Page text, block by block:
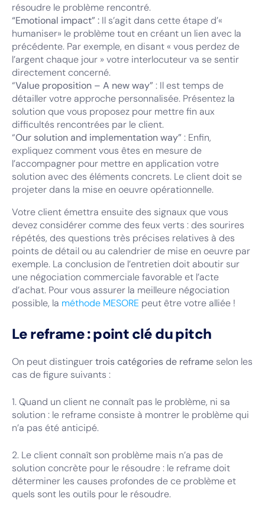
résoudre le problème rencontré.
“Emotional impact” : Il s’agit dans cette étape d’«
humaniser» le problème tout en créant un lien avec la
précédente. Par exemple, en disant « vous perdez de
l’argent chaque jour » votre interlocuteur va se sentir
directement concerné.
“Value proposition – A new way” : Il est temps de
détailler votre approche personnalisée. Présentez la
solution que vous proposez pour mettre fin aux
difficultés rencontrées par le client.
“Our solution and implementation way” : Enfin,
expliquez comment vous êtes en mesure de
l’accompagner pour mettre en application votre
solution avec des éléments concrets. Le client doit se
projeter dans la mise en oeuvre opérationnelle.
Votre client émettra ensuite des signaux que vous
devez considérer comme des feux verts : des sourires
répétés, des questions très précises relatives à des
points de détail ou au calendrier de mise en oeuvre par
exemple. La conclusion de l’entretien doit aboutir sur
une négociation commerciale favorable et l’acte
d’achat. Pour vous assurer la meilleure négociation
possible, la méthode MESORE peut être votre alliée !
Le reframe : point clé du pitch
On peut distinguertrois catégories de reframe selon les
cas de figure suivants :
1. Quand un client ne connaît pas le problème, ni sa
solution : le reframe consiste à montrer le problème qui
n’a pas été anticipé.
2. Le client connaît son problème mais n’a pas de
solution concrète pour le résoudre : le reframe doit
déterminer les causes profondes de ce problème et
quels sont les outils pour le résoudre.